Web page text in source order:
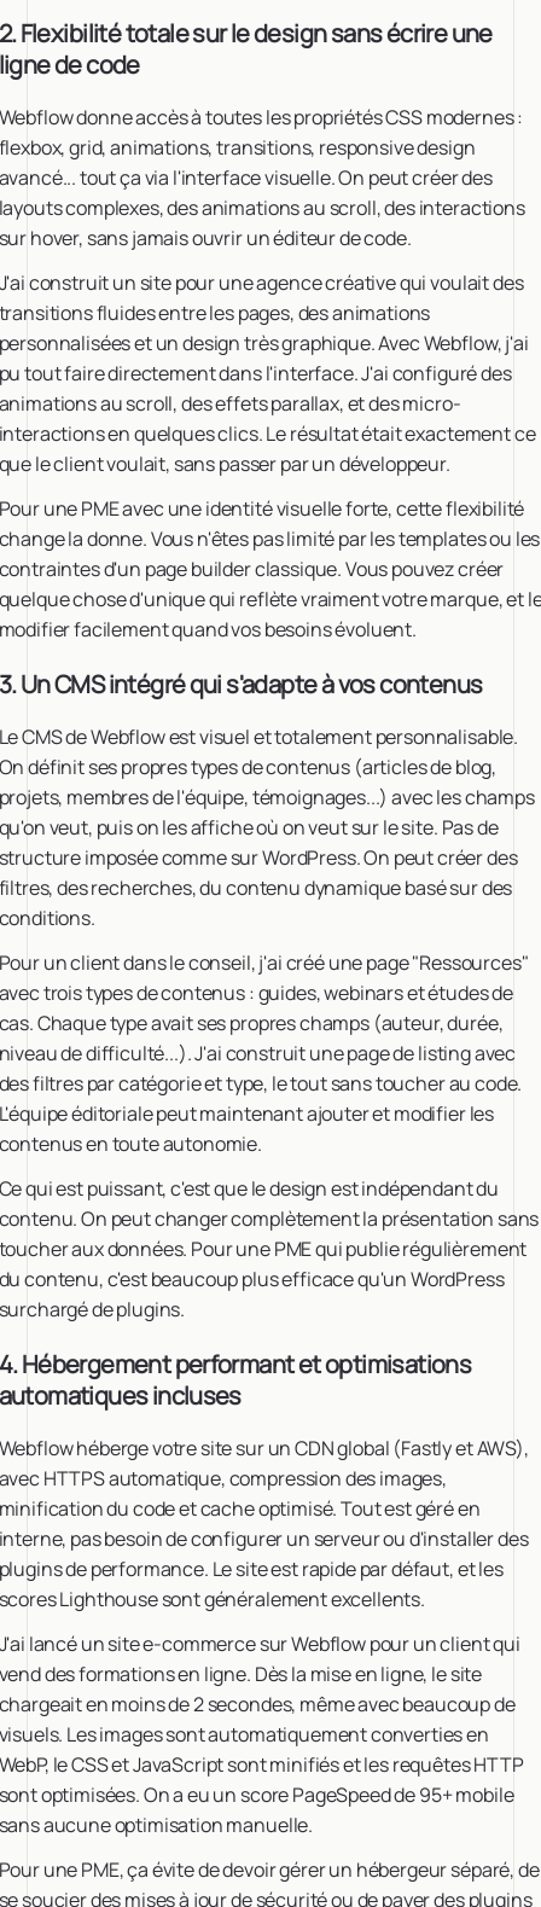
Flexibilité totale sur le design sans écrire une
de code
donne accès à toutes les propriétés CSS modernes :
grid, animations, transitions, responsive design
tout ça via l'interface visuelle. On peut créer des
complexes, des animations au scroll, des interactions
hover, sans jamais ouvrir un éditeur de code.
construit un site pour une agence créative qui voulait des
fluides entre les pages, des animations
et un design très graphique. Avec Webflow, j'ai
tout faire directement dans l'interface. J'ai configuré des
au scroll, des effets parallax, et des micro-
en quelques clics. Le résultat était exactement ce
le client voulait, sans passer par un développeur.
une PME avec une identité visuelle forte, cette flexibilité
la donne. Vous n'êtes pas limité par les templates ou les
d'un page builder classique. Vous pouvez créer
chose d'unique qui reflète vraiment votre marque, et
facilement quand vos besoins évoluent.
Un CMS intégré qui s'adapte à vos contenus
CMS de Webflow est visuel et totalement personnalisable.
définit ses propres types de contenus (articles de blog,
membres de l'équipe, témoignages...) avec les champs
veut, puis on les affiche où on veut sur le site. Pas de
imposée comme sur WordPress. On peut créer des
des recherches, du contenu dynamique basé sur des
un client dans le conseil, j'ai créé une page "Ressources"
trois types de contenus : guides, webinars et études de
Chaque type avait ses propres champs (auteur, durée,
de difficulté...). J'ai construit une page de listing avec
filtres par catégorie et type, le tout sans toucher au code.
éditoriale peut maintenant ajouter et modifier les
en toute autonomie.
qui est puissant, c'est que le design est indépendant du
On peut changer complètement la présentation sans
aux données. Pour une PME qui publie régulièrement
contenu, c'est beaucoup plus efficace qu'un WordPress
de plugins.
Hébergement performant et optimisations
incluses
héberge votre site sur un CDN global (Fastly et AWS),
HTTPS automatique, compression des images,
du code et cache optimisé. Tout est géré en
pas besoin de configurer un serveur ou d'installer des
de performance. Le site est rapide par défaut, et les
Lighthouse sont généralement excellents.
lancé un site e-commerce sur Webflow pour un client qui
des formations en ligne. Dès la mise en ligne, le site
en moins de 2 secondes, même avec beaucoup de
Les images sont automatiquement converties en
le CSS et JavaScript sont minifiés et les requêtes HTTP
optimisées. On a eu un score PageSpeed de 95+ mobile
aucune optimisation manuelle.
une PME, ça évite de devoir gérer un hébergeur séparé, de
soucier des mises à jour de sécurité ou de payer des plugins